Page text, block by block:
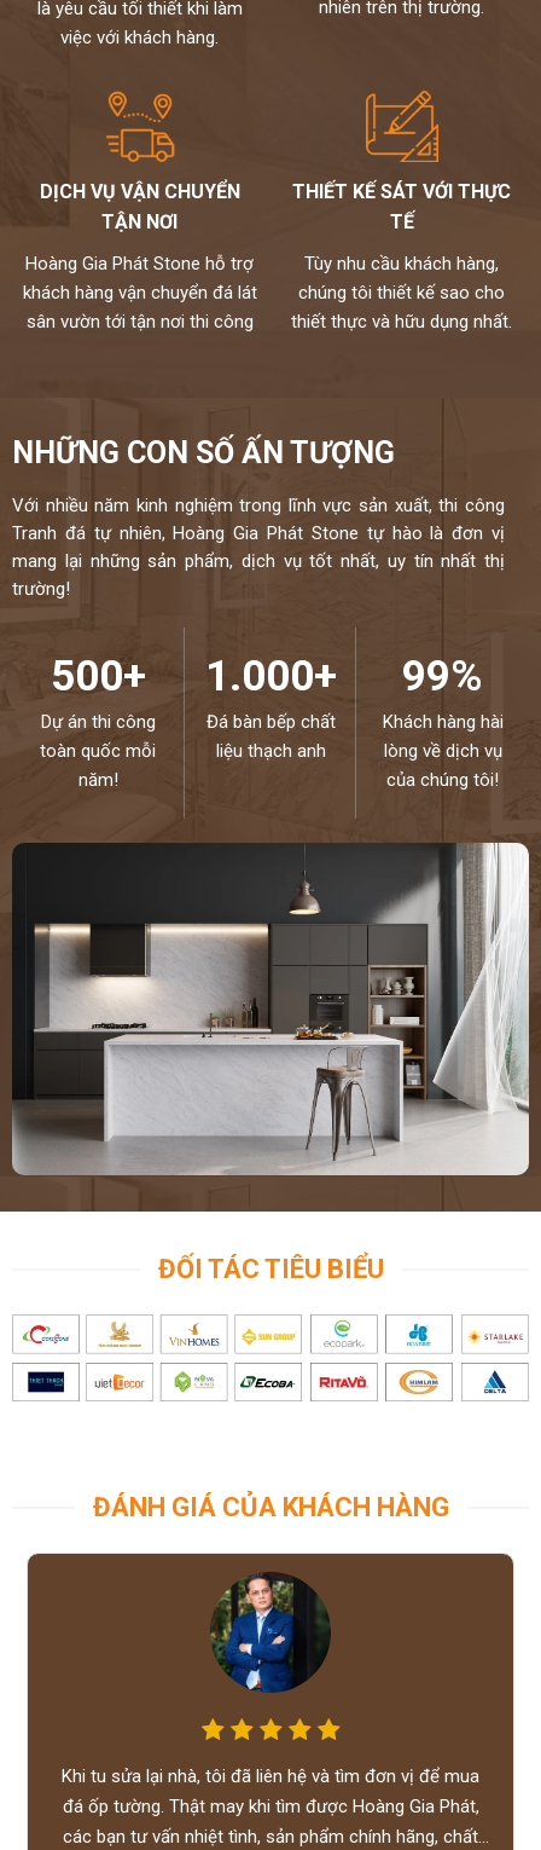
là yêu cầu tối thiết khi làm
việc với khách hàng.
nhiên trên thị trường.
DỊCH VỤ VẬN CHUYỂN
TẬN NƠI
Hoàng Gia Phát Stone hỗ trợ
khách hàng vận chuyển đá lát
sân vườn tới tận nơi thi công
THIẾT KẾ SÁT VỚI THỰC
TẾ
Tùy nhu cầu khách hàng,
chúng tôi thiết kế sao cho
thiết thực và hữu dụng nhất.
NHỮNG CON SỐ ẤN TƯỢNG
Với nhiều năm kinh nghiệm trong lĩnh vực sản xuất, thi công
Tranh đá tự nhiên, Hoàng Gia Phát Stone tự hào là đơn vị
mang lại những sản phẩm, dịch vụ tốt nhất, uy tín nhất thị
trường!
500+
Dự án thi công
toàn quốc mỗi
năm!
1.000+
Đá bàn bếp chất
liệu thạch anh
99%
Khách hàng hài
lòng về dịch vụ
của chúng tôi!
ĐỐI TÁC TIÊU BIỂU
ĐÁNH GIÁ CỦA KHÁCH HÀNG
Khi tu sửa lại nhà, tôi đã liên hệ và tìm đơn vị để mua
đá ốp tường. Thật may khi tìm được Hoàng Gia Phát,
các bạn tư vấn nhiệt tình, sản phẩm chính hãng, chất